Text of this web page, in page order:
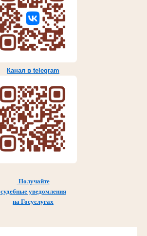
Канал в telegram
Получайте
судебные уведомления
на Госуслугах